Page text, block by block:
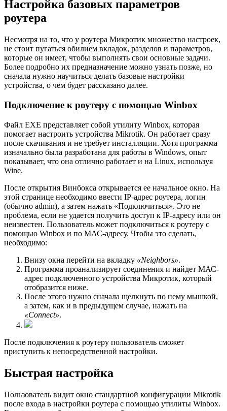
Настройка базовых параметров
роутера
Несмотря на то, что у роутера Микротик множество настроек,
не стоит пугаться обилием вкладок, разделов и параметров,
которые он имеет, чтобы выполнять свои основные задачи.
Более подробно их предназначение можно узнать позже, но
сначала нужно научиться делать базовые настройки
устройства, о чем будет рассказано далее.
Подключение к роутеру с помощью Winbox
Файл EXE представляет собой утилиту Winbox, которая
помогает настроить устройства Mikrotik. Он работает сразу
после скачивания и не требует инсталляции. Хотя программа
изначально была разработана для работы в Windows, опыт
показывает, что она отлично работает и на Linux, используя
Wine.
После открытия Винбокса открывается ее начальное окно. На
этой странице необходимо ввести IP-адрес роутера, логин
(обычно admin), а затем нажать «Подключиться». Это не
проблема, если не удается получить доступ к IP-адресу или он
неизвестен. Пользователь может подключиться к роутеру с
помощью Winbox и по МАС-адресу. Чтобы это сделать,
необходимо:
Внизу окна перейти на вкладку «Neighbors».
Программа проанализирует соединения и найдет МАС-
адрес подключенного устройства Микротик, который
отобразится ниже.
После этого нужно сначала щелкнуть по нему мышкой,
а затем, как и в предыдущем случае, нажать на
«Connect».
После подключения к роутеру пользователь сможет
приступить к непосредственной настройки.
Быстрая настройка
Пользователь видит окно стандартной конфигурации Mikrotik
после входа в настройки роутера с помощью утилиты Winbox.